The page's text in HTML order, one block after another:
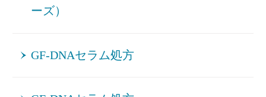
ーズ）
GF-DNAセラム処方